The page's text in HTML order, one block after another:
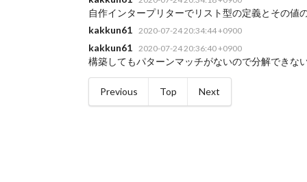
自作インタープリターでリスト型の定義とその値
kakkun61
2020-07-24 20:34:44 +0900
kakkun61 2020-07-24 20:36:40 +0900
構築してもパターンマッチがないので分解できな
Previous Top Next